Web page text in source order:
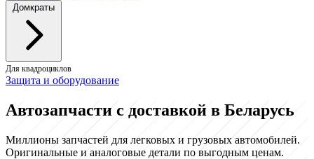
Домкраты
Для квадроциклов
Защита и оборудование
Автозапчасти с доставкой в Беларусь
Миллионы запчастей для легковых и грузовых автомобилей.
Оригинальные и аналоговые детали по выгодным ценам.